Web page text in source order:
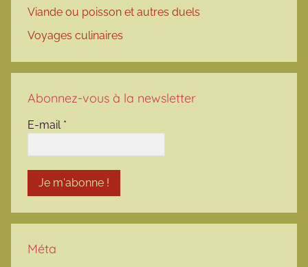
Viande ou poisson et autres duels
Voyages culinaires
Abonnez-vous à la newsletter
E-mail *
Méta